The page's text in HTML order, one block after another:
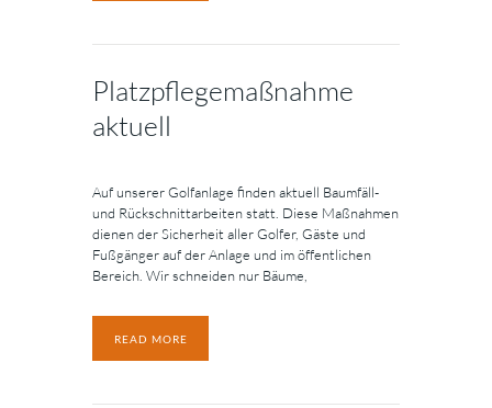
Platzpflegemaßnahme
aktuell
Auf unserer Golfanlage finden aktuell Baumfäll-
und Rückschnittarbeiten statt. Diese Maßnahmen
dienen der Sicherheit aller Golfer, Gäste und
Fußgänger auf der Anlage und im öffentlichen
Bereich. Wir schneiden nur Bäume,
READ MORE